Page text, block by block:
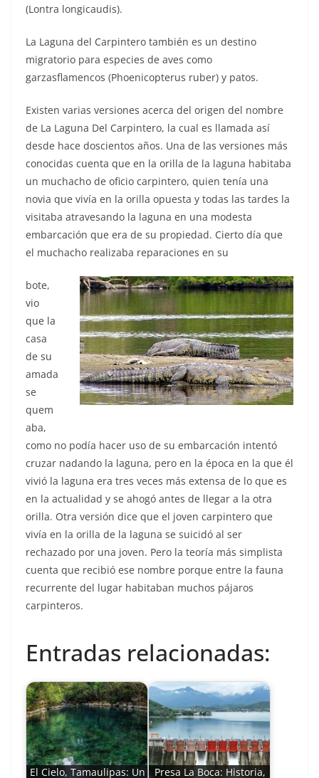
(Lontra longicaudis).
La Laguna del Carpintero también es un destino
migratorio para especies de aves como
garzasflamencos (Phoenicopterus ruber) y patos.
Existen varias versiones acerca del origen del nombre
de La Laguna Del Carpintero, la cual es llamada así
desde hace doscientos años. Una de las versiones más
conocidas cuenta que en la orilla de la laguna habitaba
un muchacho de oficio carpintero, quien tenía una
novia que vivía en la orilla opuesta y todas las tardes la
visitaba atravesando la laguna en una modesta
embarcación que era de su propiedad. Cierto día que
el muchacho realizaba reparaciones en su
bote,
vio
que la
casa
de su
amada
se
quem
aba,
como no podía hacer uso de su embarcación intentó
cruzar nadando la laguna, pero en la época en la que él
vivió la laguna era tres veces más extensa de lo que es
en la actualidad y se ahogó antes de llegar a la otra
orilla. Otra versión dice que el joven carpintero que
vivía en la orilla de la laguna se suicidó al ser
rechazado por una joven. Pero la teoría más simplista
cuenta que recibió ese nombre porque entre la fauna
recurrente del lugar habitaban muchos pájaros
carpinteros.
Entradas relacionadas:
El Cielo, Tamaulipas: Un
Presa La Boca: Historia,